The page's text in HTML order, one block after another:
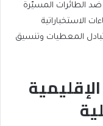
ضد الطائرات المسيّرة
الاستخباراتية
المعطيات وتنسيق